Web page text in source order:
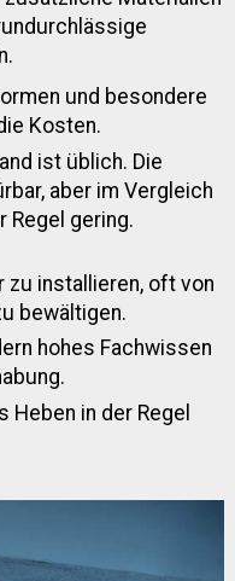
und besondere
Kosten.
ist üblich. Die
aber im Vergleich
Regel gering.
zu installieren, oft von
bewältigen.
hohes Fachwissen
Heben in der Regel